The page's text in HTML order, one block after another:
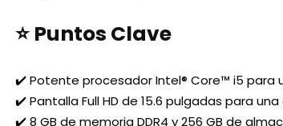
⭐ Puntos Clave
✔️ Potente procesador Intel® Core™ i5 para
✔️ Pantalla Full HD de 15.6 pulgadas para
✔️ 8 GB de memoria DDR4 y 256 GB de